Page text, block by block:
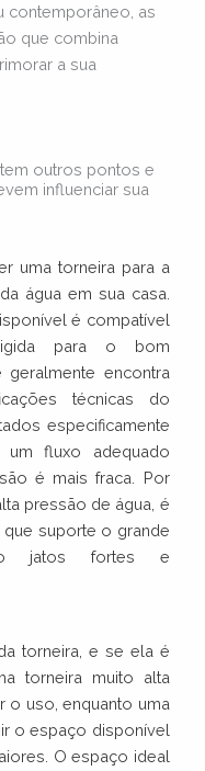
contemporâneo, as
que combina
a sua
outros pontos e
influenciar sua
uma torneira para a
água em sua casa.
é compatível
para o bom
geralmente encontra
técnicas do
especificamente
um fluxo adequado
é mais fraca. Por
pressão de água, é
suporte o grande
jatos fortes e
torneira, e se ela é
torneira muito alta
o uso, enquanto uma
o espaço disponível
O espaço ideal